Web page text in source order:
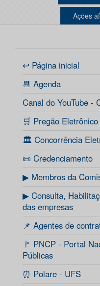
Ações
↩ Página inicial
📆 Agenda
Canal do YouTube -
🛒 Pregão Eletrônico
🏛️ Concorrência
📜 Credenciamento
▶ Membros da
▶ Consulta,
das empresas
📌 Agentes de
🚩 PNCP - Portal
Públicas
⏰ Polare - UFS